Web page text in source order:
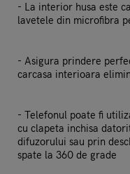
- La interior husa este
lavetele din microfibra
- Asigura prindere
carcasa interioara
- Telefonul poate fi
cu clapeta inchisa
difuzorului sau prin
spate la 360 de grade